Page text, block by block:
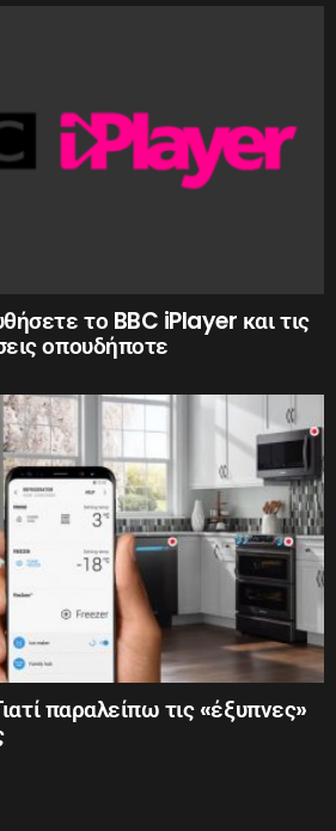
το BBC iPlayer και τις
οπουδήποτε
παραλείπω τις «έξυπνες»